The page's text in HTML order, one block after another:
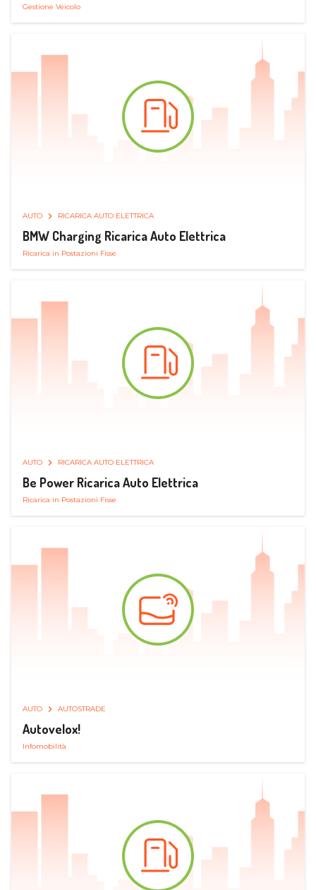
Gestione Veicolo
AUTO RICARICA AUTO ELETTRICA
BMW Charging Ricarica Auto Elettrica
Ricarica in Postazioni Fisse
AUTO RICARICA AUTO ELETTRICA
Be Power Ricarica Auto Elettrica
Ricarica in Postazioni Fisse
AUTO AUTOSTRADE
Autovelox!
Infomobilità